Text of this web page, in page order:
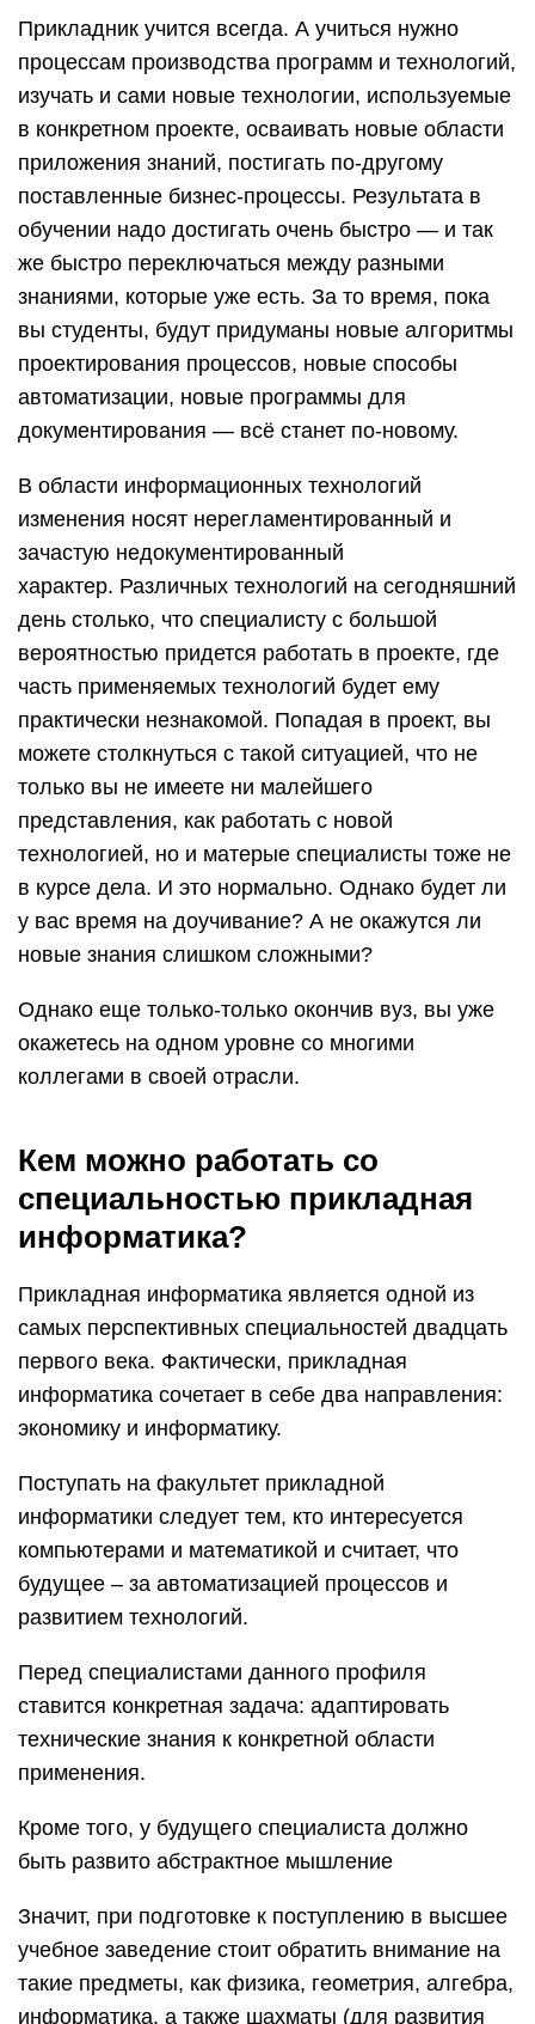
Прикладник учится всегда. А учиться нужно
процессам производства программ и технологий,
изучать и сами новые технологии, используемые
в конкретном проекте, осваивать новые области
приложения знаний, постигать по-другому
поставленные бизнес-процессы. Результата в
обучении надо достигать очень быстро — и так
же быстро переключаться между разными
знаниями, которые уже есть. За то время, пока
вы студенты, будут придуманы новые алгоритмы
проектирования процессов, новые способы
автоматизации, новые программы для
документирования — всё станет по-новому.
В области информационных технологий
изменения носят нерегламентированный и
зачастую недокументированный
характер. Различных технологий на сегодняшний
день столько, что специалисту с большой
вероятностью придется работать в проекте, где
часть применяемых технологий будет ему
практически незнакомой. Попадая в проект, вы
можете столкнуться с такой ситуацией, что не
только вы не имеете ни малейшего
представления, как работать с новой
технологией, но и матерые специалисты тоже не
в курсе дела. И это нормально. Однако будет ли
у вас время на доучивание? А не окажутся ли
новые знания слишком сложными?
Однако еще только-только окончив вуз, вы уже
окажетесь на одном уровне со многими
коллегами в своей отрасли.
Кем можно работать со
специальностью прикладная
информатика?
Прикладная информатика является одной из
самых перспективных специальностей двадцать
первого века. Фактически, прикладная
информатика сочетает в себе два направления:
экономику и информатику.
Поступать на факультет прикладной
информатики следует тем, кто интересуется
компьютерами и математикой и считает, что
будущее – за автоматизацией процессов и
развитием технологий.
Перед специалистами данного профиля
ставится конкретная задача: адаптировать
технические знания к конкретной области
применения.
Кроме того, у будущего специалиста должно
быть развито абстрактное мышление
Значит, при подготовке к поступлению в высшее
учебное заведение стоит обратить внимание на
такие предметы, как физика, геометрия, алгебра,
информатика, а также шахматы (для развития